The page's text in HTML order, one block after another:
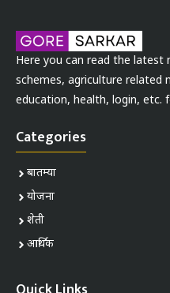
Here you can read the
schemes, agriculture related
education, health, login, etc.
Categories
बातम्या
योजना
शेती
आर्थिक